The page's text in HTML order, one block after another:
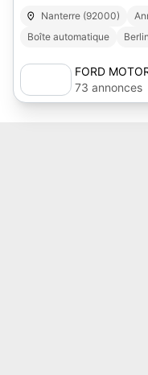
Nanterre (92000)
Boîte automatique
FORD
AUTOSPHERE
73 annonces